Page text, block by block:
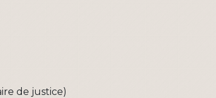
de justice)